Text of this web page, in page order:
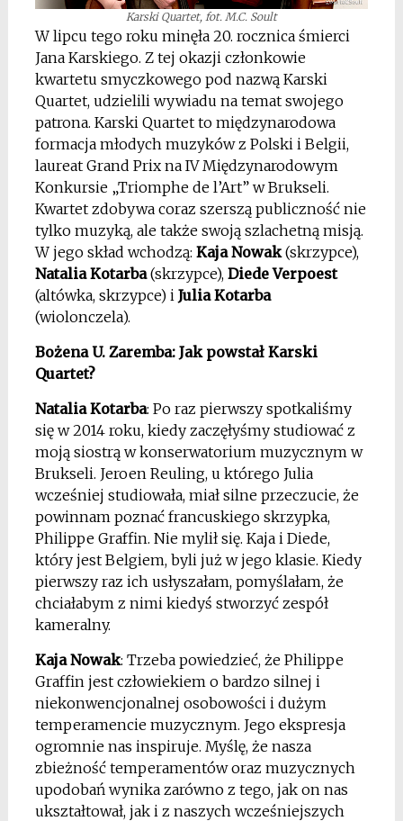
Karski Quartet, fot. M.C. Soult
W lipcu tego roku minęła 20. rocznica śmierci
Jana Karskiego. Z tej okazji członkowie
kwartetu smyczkowego pod nazwą Karski
Quartet, udzielili wywiadu na temat swojego
patrona. Karski Quartet to międzynarodowa
formacja młodych muzyków z Polski i Belgii,
laureat Grand Prix na IV Międzynarodowym
Konkursie „Triomphe de l’Art” w Brukseli.
Kwartet zdobywa coraz szerszą publiczność nie
tylko muzyką, ale także swoją szlachetną misją.
W jego skład wchodzą: Kaja Nowak(skrzypce),
Natalia Kotarba(skrzypce), Diede Verpoest
(altówka, skrzypce) i Julia Kotarba
(wiolonczela).
Bożena U. Zaremba: Jak powstał Karski
Quartet?
Natalia Kotarba: Po raz pierwszy spotkaliśmy
się w 2014 roku, kiedy zaczęłyśmy studiować z
moją siostrą w konserwatorium muzycznym w
Brukseli. Jeroen Reuling, u którego Julia
wcześniej studiowała, miał silne przeczucie, że
powinnam poznać francuskiego skrzypka,
Philippe Graffin. Nie mylił się. Kaja i Diede,
który jest Belgiem, byli już w jego klasie. Kiedy
pierwszy raz ich usłyszałam, pomyślałam, że
chciałabym z nimi kiedyś stworzyć zespół
kameralny.
Kaja Nowak: Trzeba powiedzieć, że Philippe
Graffin jest człowiekiem o bardzo silnej i
niekonwencjonalnej osobowości i dużym
temperamencie muzycznym. Jego ekspresja
ogromnie nas inspiruje. Myślę, że nasza
zbieżność temperamentów oraz muzycznych
upodobań wynika zarówno z tego, jak on nas
ukształtował, jak i z naszych wcześniejszych